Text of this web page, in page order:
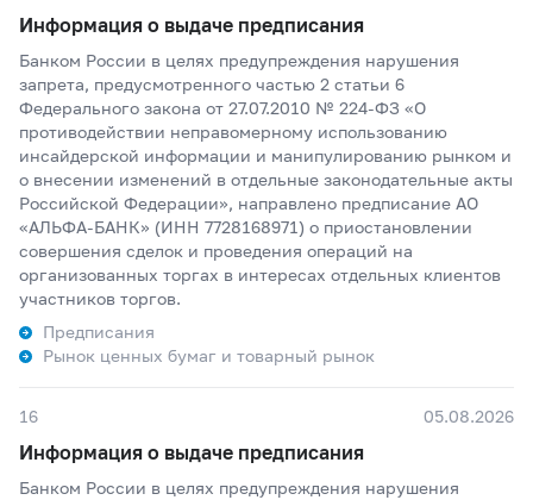
Информация о выдаче предписания
Банком России в целях предупреждения нарушения
запрета, предусмотренного частью 2 статьи 6
Федерального закона от 27.07.2010 № 224-ФЗ «О
противодействии неправомерному использованию
инсайдерской информации и манипулированию рынком и
о внесении изменений в отдельные законодательные акты
Российской Федерации», направлено предписание АО
«АЛЬФА-БАНК» (ИНН 7728168971) о приостановлении
совершения сделок и проведения операций на
организованных торгах в интересах отдельных клиентов
участников торгов.
Предписания
Рынок ценных бумаг и товарный рынок
16 05.08.2026
Информация о выдаче предписания
Банком России в целях предупреждения нарушения